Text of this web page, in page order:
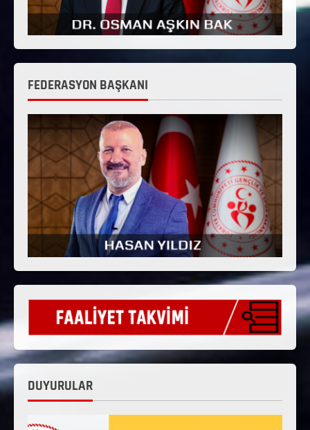
FEDERASYON BAŞKANI
DUYURULAR